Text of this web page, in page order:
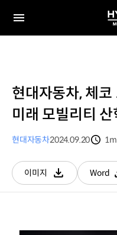
전체
현대자동차, 체
미래 모빌리티
현대자동차2024.09.20
이미지
다운로드
Word